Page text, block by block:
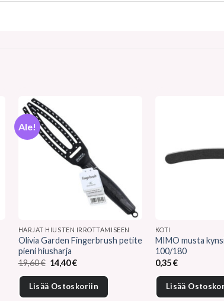
Ale!
HARJAT HIUSTEN IRROTTAMISEEN
Olivia Garden Fingerbrush petite
pieni hiusharja
19,60€ Alkuperäinen
hinta
oli:
19,60 €.
14,40€Nykyinen
on:
14,40 €.
Lisää Ostoskoriin
KOTI
MIMO musta
100/180
0,35€
Lisää